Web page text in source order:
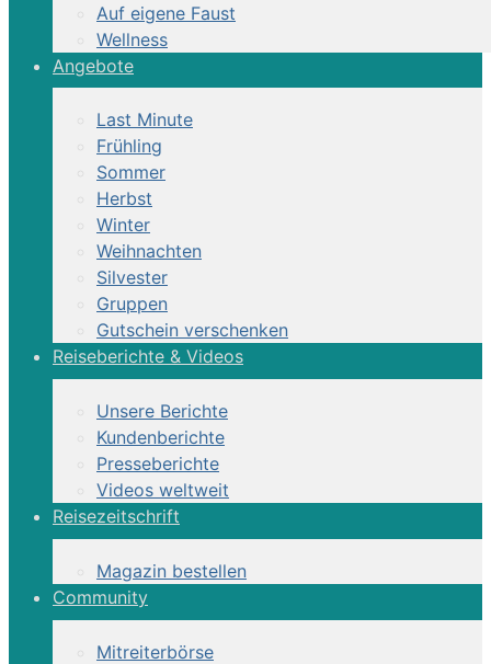
Auf eigene Faust
Wellness
Angebote
Last Minute
Frühling
Sommer
Herbst
Winter
Weihnachten
Silvester
Gruppen
Gutschein verschenken
Reiseberichte & Videos
Unsere Berichte
Kundenberichte
Presseberichte
Videos weltweit
Reisezeitschrift
Magazin bestellen
Community
Mitreiterbörse